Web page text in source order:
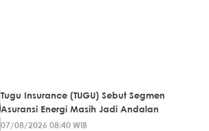
Tugu Insurance (TUGU) Sebut Segmen
Asuransi Energi Masih Jadi Andalan
07/08/2026 08:40 WIB